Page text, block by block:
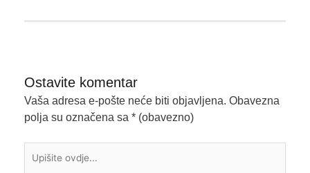
Ostavite komentar
Vaša adresa e-pošte neće biti objavljena. Obavezna
polja su označena sa * (obavezno)
ovdje...